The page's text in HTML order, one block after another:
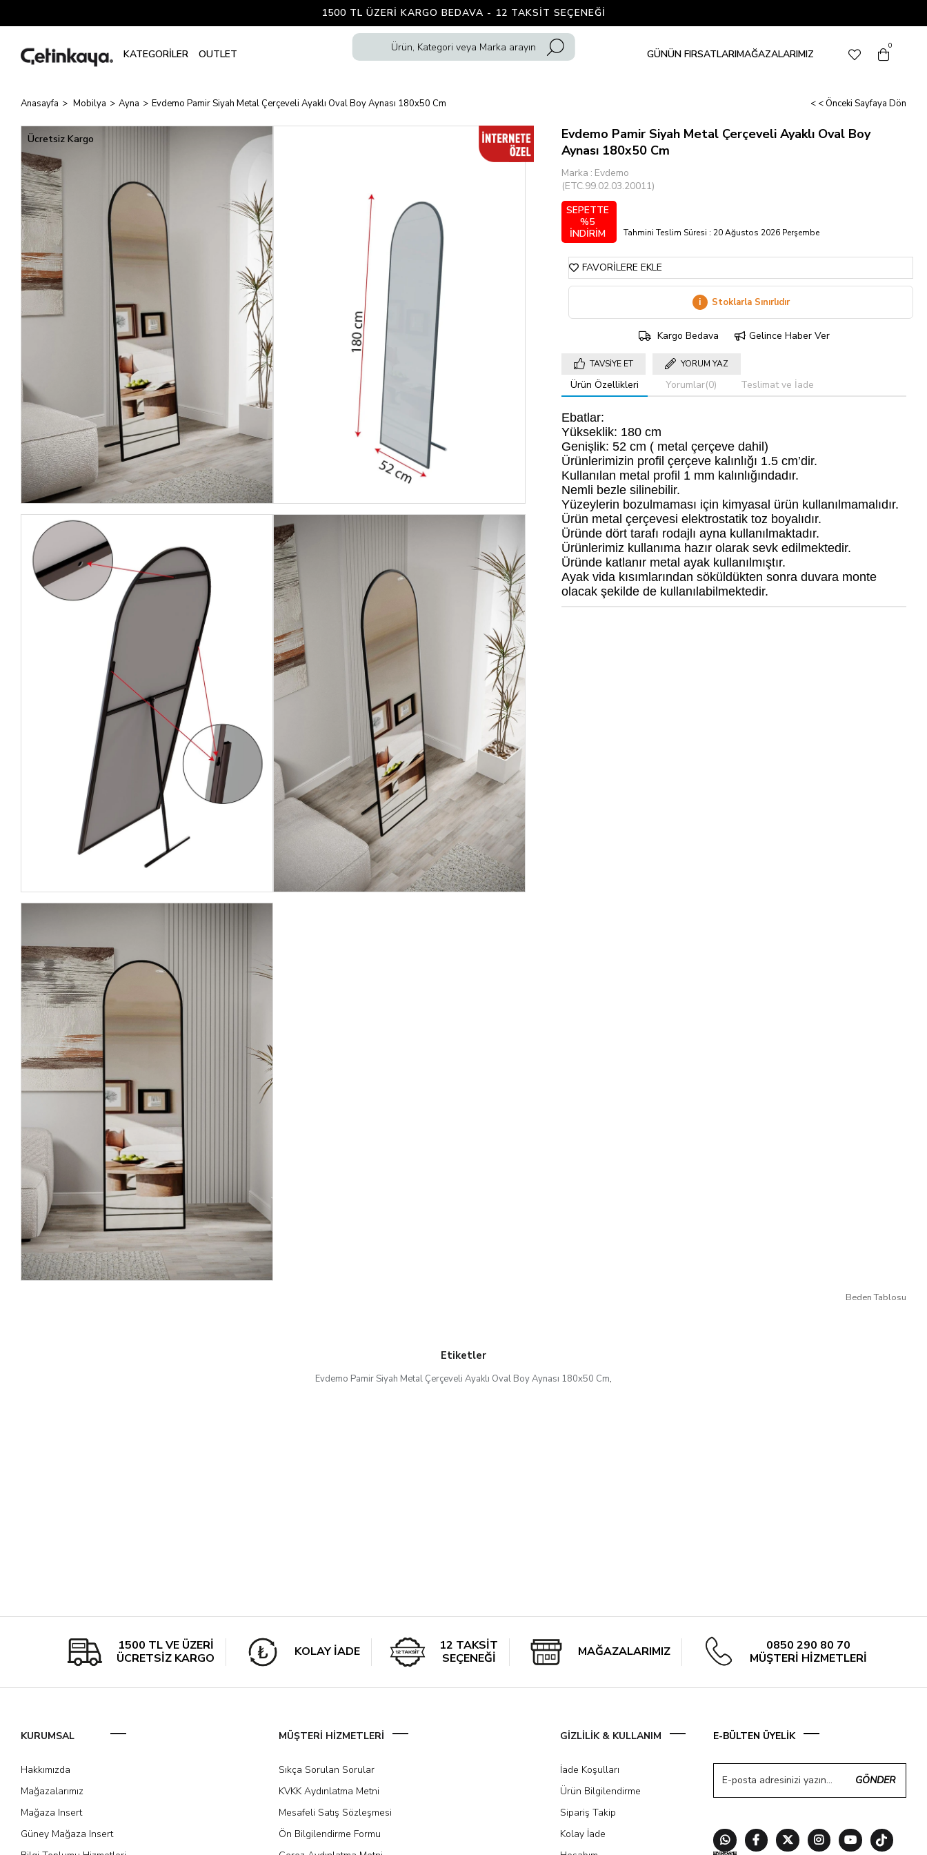
1500 TL ÜZERI KARGO BEDAVA - 12 TAKSIT SEÇENEĞI
GÜNÜN FIRSATLARIMAĞAZALARIMIZ
0
Anasayfa Mobilya Ayna Evdemo Pamir Siyah Metal Çerçeveli Ayaklı Oval Boy Aynası 180x50 Cm < < Önceki Sayfaya Dön
Ücretsiz Kargo
Evdemo Pamir Siyah Metal Çerçeveli Ayaklı Oval Boy
Aynası 180x50 Cm
Marka : Evdemo
(ETC.99.02.03.20011)
Tahmini Teslim Süresi : 20 Ağustos 2026 Perşembe
SEPETTE
%5
İNDİRİM
FAVORILERE EKLE
i Stoklarla Sınırlıdır
Kargo Bedava Gelince Haber Ver
TAVSIYE ET YORUM YAZ
Ürün Özellikleri Yorumlar(0) Teslimat ve İade
Ebatlar:
Yükseklik: 180 cm
Genişlik: 52 cm ( metal çerçeve dahil)
Ürünlerimizin profil çerçeve kalınlığı 1.5 cm’dir.
Kullanılan metal profil 1 mm kalınlığındadır.
Nemli bezle silinebilir.
Yüzeylerin bozulmaması için kimyasal ürün kullanılmamalıdır.
Ürün metal çerçevesi elektrostatik toz boyalıdır.
Üründe dört tarafı rodajlı ayna kullanılmaktadır.
Ürünlerimiz kullanıma hazır olarak sevk edilmektedir.
Üründe katlanır metal ayak kullanılmıştır.
Ayak vida kısımlarından söküldükten sonra duvara monte
olacak şekilde de kullanılabilmektedir.
Beden Tablosu
Etiketler
Evdemo Pamir Siyah Metal Çerçeveli Ayaklı Oval Boy Aynası 180x50 Cm,
1500 TL VE ÜZERİ
ÜCRETSİZ KARGO
KOLAY İADE
12 TAKSİT
SEÇENEĞİ
MAĞAZALARIMIZ
0850 290 80 70
MÜŞTERİ HİZMETLERİ
KURUMSAL
Hakkımızda
Mağazalarımız
Mağaza Insert
Güney Mağaza Insert
MÜŞTERİ HİZMETLERİ
Sıkça Sorulan Sorular
KVKK Aydınlatma Metni
Mesafeli Satış Sözleşmesi
Ön Bilgilendirme Formu
GİZLİLİK & KULLANIM
İade Koşulları
Ürün Bilgilendirme
Sipariş Takip
Kolay İade
E-BÜLTEN ÜYELİK
GÖNDER